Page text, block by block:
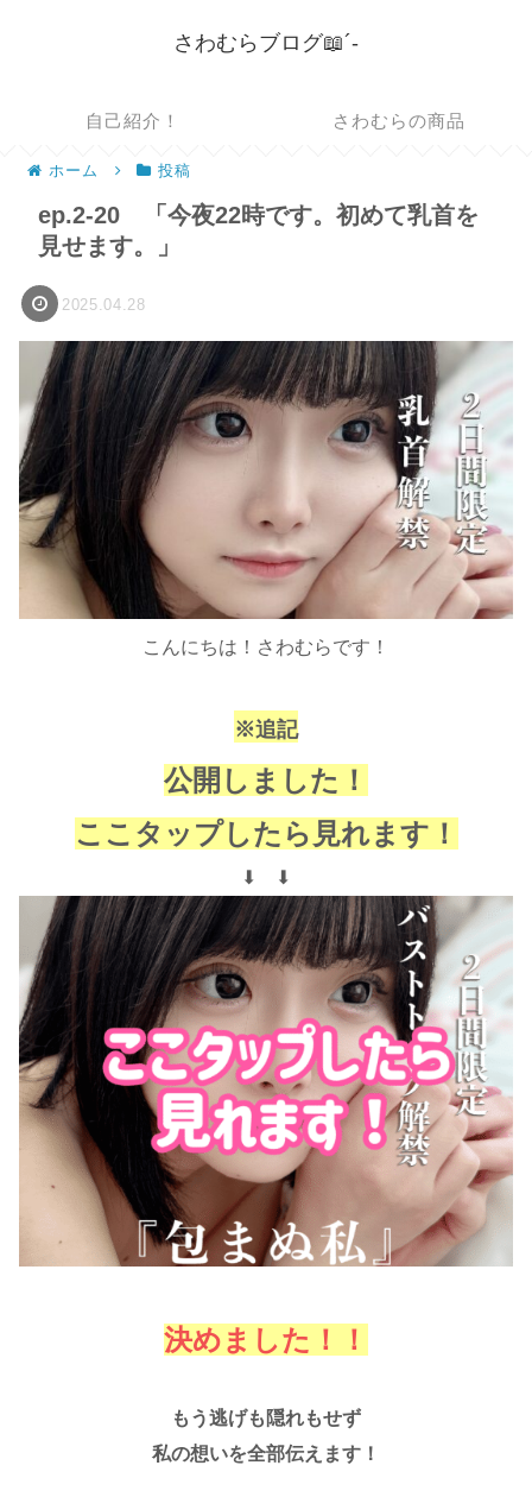
さわむらブログ📖´-
自己紹介！ さわむらの商品
ホーム 投稿
ep.2-20 「今夜22時です。初めて乳首を
見せます。」
2025.04.28
こんにちは！さわむらです！
※追記
公開しました！
ここタップしたら見れます！
⬇︎ ⬇︎
決めました！！
もう逃げも隠れもせず
私の想いを全部伝えます！